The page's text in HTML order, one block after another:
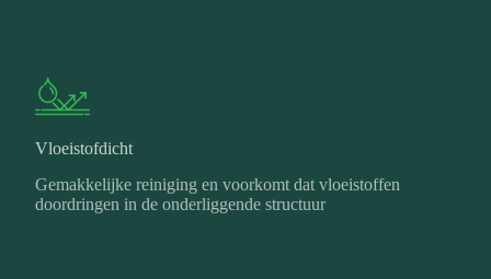
Vloeistofdicht
Gemakkelijke reiniging en voorkomt dat vloeistoffen
doordringen in de onderliggende structuur